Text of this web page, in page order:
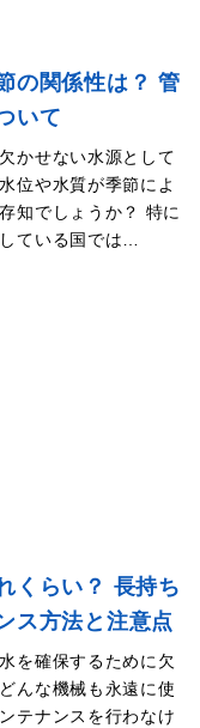
の関係性は？ 管
いて
かせない水源として
位や水質が季節によ
知でしょうか？ 特に
ている国では…
くらい？ 長持ち
ス方法と注意点
を確保するために欠
んな機械も永遠に使
テナンスを行わなけ